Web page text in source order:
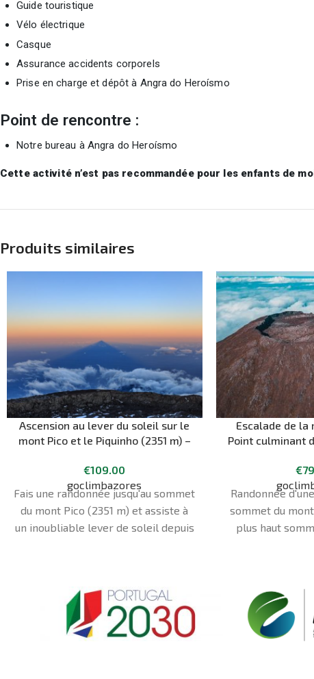
Guide touristique
Vélo électrique
Casque
Assurance accidents corporels
Prise en charge et dépôt à Angra do Heroísmo
Point de rencontre :
Notre bureau à Angra do Heroísmo
Cette activité n’est pas recommandée pour les enfants de
Produits similaires
Ascension au lever du soleil sur le
mont Pico et le Piquinho (2351 m) –
€109.00
goclimbazores
Fais une randonnée jusqu'au sommet
du mont Pico (2351 m) et assiste à
un inoubliable lever de soleil depuis
Escalade de la
Point culminant
€
Randonnée
sommet du
plus haut